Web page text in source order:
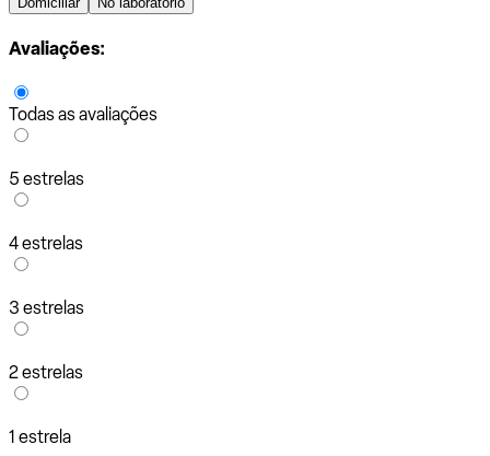
Avaliações:
Todas as avaliações
5 estrelas
4 estrelas
3 estrelas
2 estrelas
1 estrela